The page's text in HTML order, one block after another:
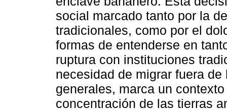
social marcado tanto por la
tradicionales, como por el
formas de entenderse en
ruptura con instituciones
necesidad de migrar fuera
generales, marca un
concentración de las tierras